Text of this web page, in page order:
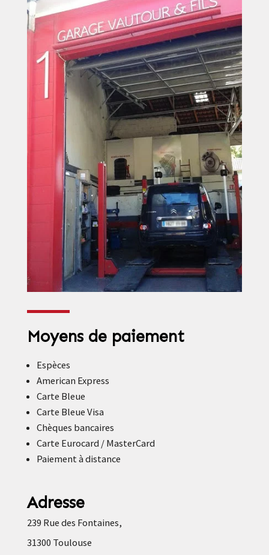
Moyens de paiement
Espèces
American Express
Carte Bleue
Carte Bleue Visa
Chèques bancaires
Carte Eurocard / MasterCard
Paiement à distance
Adresse
239 Rue des Fontaines,
31300 Toulouse